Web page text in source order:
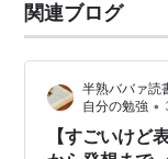
関連ブログ
半熟ババァ読
自分の勉強 •
【すごいけど